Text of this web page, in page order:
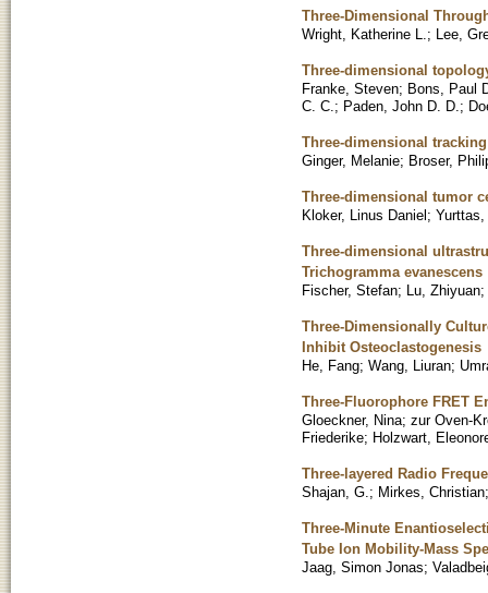
Three-Dimensional
Wright, Katherine L. ; Lee,
Three-dimensional
Franke, Steven; Bons, Paul
C. C. ; Paden, John D. D. ;
Three-dimensional
Ginger, Melanie; Broser,
Three-dimensional tumor
Kloker, Linus Daniel; Yurttas,
Three-dimensional
Trichogramma evanescens
Fischer, Stefan; Lu, Zhiyuan;
Three-Dimensionally
Inhibit Osteoclastogenesis
He, Fang; Wang, Liuran;
Three-Fluorophore FRET
Gloeckner, Nina; zur Oven-
Friederike; Holzwart,
Three-layered Radio
Shajan, G. ; Mirkes, Christian
Three-Minute
Tube Ion Mobility-Mass
Jaag, Simon Jonas;